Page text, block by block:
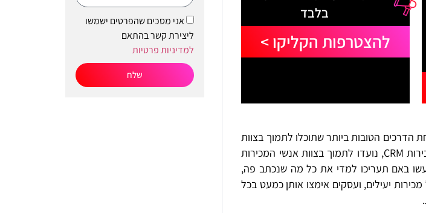
בלבד
להצטרפות הקליקו >
הדרכים הטובות ביותר שתוכלו לתמוך בצוות
המכירות ובעסק שלכם בכללותו. מערכות ניהול מכירות, הנקראות לעתים קרובות – מכירות CRM, נועדו לתמוך בצוות אנשי המכירות
באם תעריכו למדי את כל מה שנכתב פה,
יעילים, ועסקים אימצו אותן כמעט בכל
אני מסכים שהפרטים ישמשו
ליצירת קשר בהתאם
למדיניות פרטיות
שלח